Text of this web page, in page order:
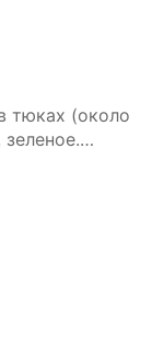
тюках (около